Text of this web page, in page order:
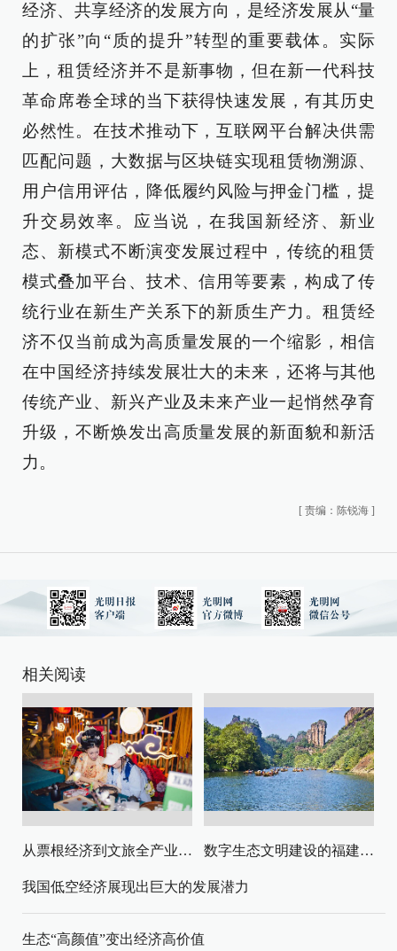
经济、共享经济的发展方向，是经济发展从“量
的扩张”向“质的提升”转型的重要载体。实际
上，租赁经济并不是新事物，但在新一代科技
革命席卷全球的当下获得快速发展，有其历史
必然性。在技术推动下，互联网平台解决供需
匹配问题，大数据与区块链实现租赁物溯源、
用户信用评估，降低履约风险与押金门槛，提
升交易效率。应当说，在我国新经济、新业
态、新模式不断演变发展过程中，传统的租赁
模式叠加平台、技术、信用等要素，构成了传
统行业在新生产关系下的新质生产力。租赁经
济不仅当前成为高质量发展的一个缩影，相信
在中国经济持续发展壮大的未来，还将与其他
传统产业、新兴产业及未来产业一起悄然孕育
升级，不断焕发出高质量发展的新面貌和新活
力。
[ 责编：陈锐海 ]
相关阅读
从票根经济到文旅全产业链升级 数字生态文明建设的福建路径与启示
我国低空经济展现出巨大的发展潜力
生态“高颜值”变出经济高价值